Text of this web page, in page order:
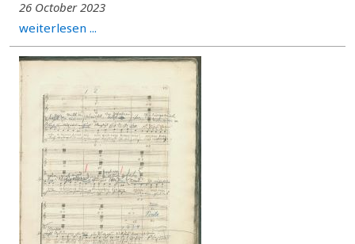
26 October 2023
weiterlesen ...